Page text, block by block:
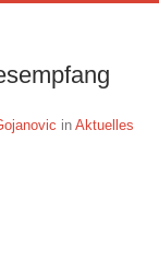
in Aktuelles